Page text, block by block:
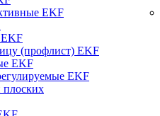
EKF
(профлист) EKF
EKF
EKF
плоских